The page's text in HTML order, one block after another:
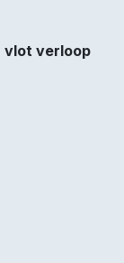
vlot verloop